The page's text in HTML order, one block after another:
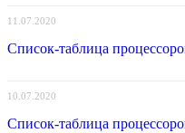
11.07.2020
Список-таблица
10.07.2020
Список-таблица